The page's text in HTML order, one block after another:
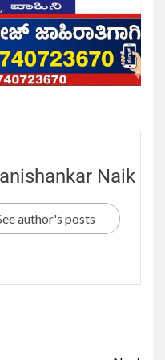
Naik
author's posts